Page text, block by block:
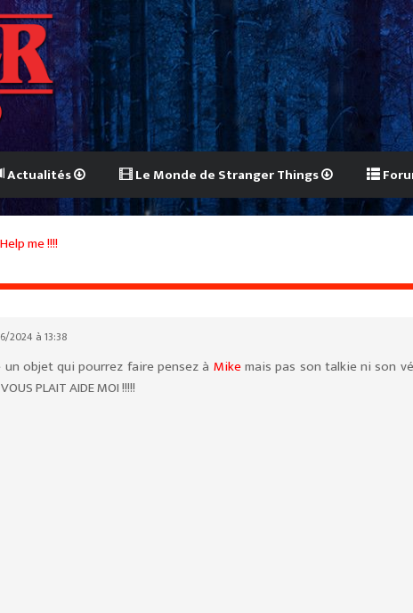
Actualités Le Monde de Stranger Things
Help me !!!!
2024 à 13:38
un objet qui pourrez faire pensez à Mikemais pas son talkie ni son
PLAIT AIDE MOI !!!!!